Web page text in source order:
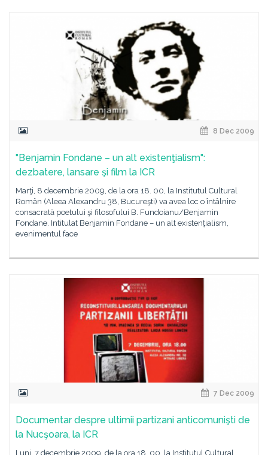
8 Dec 2009
"Benjamin Fondane – un alt existenţialism":
dezbatere, lansare şi film la ICR
Marţi, 8 decembrie 2009, de la ora 18. 00, la Institutul Cultural
Român (Aleea Alexandru 38, Bucureşti) va avea loc o întâlnire
consacrată poetului şi filosofului B. Fundoianu/Benjamin
Fondane. Intitulat Benjamin Fondane – un alt existenţialism,
evenimentul face
7 Dec 2009
Documentar despre ultimii partizani anticomunişti de
la Nucşoara, la ICR
Luni, 7 decembrie 2009, de la ora 18. 00, la Institutul Cultural